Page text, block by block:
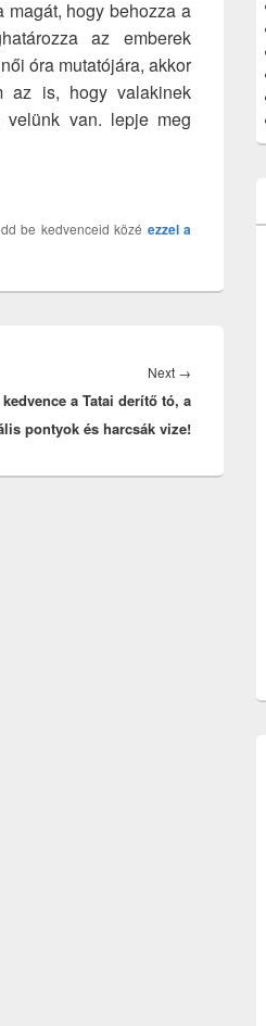
hogy behozza a
az emberek
óra mutatójára, akkor
az is, hogy valakinek
velünk van. lepje meg
be kedvenceid közé ezzel a
Next →
post:
a Tatai derítő tó, a
pontyok és harcsák vize!